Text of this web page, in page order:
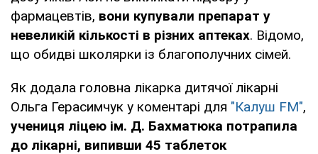
фармацевтів, вони купували препарат у
невеликій кількості в різних аптеках. Відомо,
що обидві школярки із благополучних сімей.
Як додала головна лікарка дитячої лікарні
Ольга Герасимчук у коментарі для "Калуш FM",
учениця ліцею ім. Д. Бахматюка потрапила
до лікарні, випивши 45 таблеток